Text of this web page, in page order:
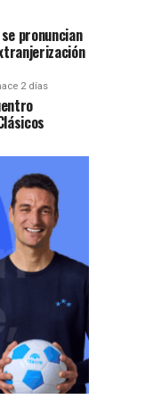
pronuncian
2 días